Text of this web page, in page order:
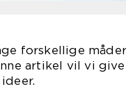
forskellige
artikel vil vi